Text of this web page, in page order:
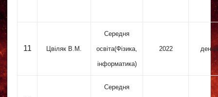
11 Цвіляк В.М.
Середня
освіта(Фізика,
інформатика)
2022 денна
Середня